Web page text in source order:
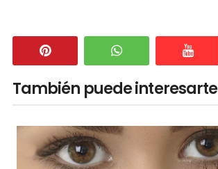
También puede interesarte